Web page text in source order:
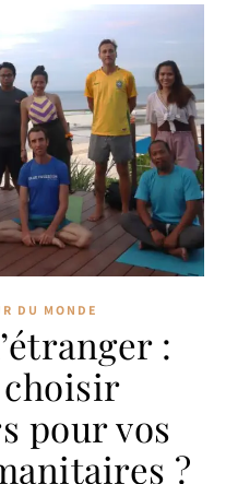
DU MONDE
:
pour vos
?